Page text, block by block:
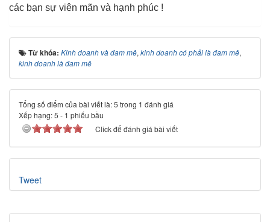
các bạn sự viên mãn và hạnh phúc !
Từ khóa: Kinh doanh và đam mê, kinh doanh có phải là đam mê,
kinh doanh là đam mê
Tổng số điểm của bài viết là: 5 trong 1 đánh giá
Xếp hạng:5 - 1 phiếu bầu
Click để đánh giá bài viết
Tweet